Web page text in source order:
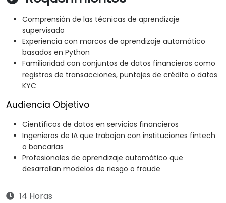
Comprensión de las técnicas de aprendizaje
supervisado
Experiencia con marcos de aprendizaje automático
basados en Python
Familiaridad con conjuntos de datos financieros como
registros de transacciones, puntajes de crédito o datos
KYC
Audiencia Objetivo
Científicos de datos en servicios financieros
Ingenieros de IA que trabajan con instituciones fintech
o bancarias
Profesionales de aprendizaje automático que
desarrollan modelos de riesgo o fraude
14 Horas